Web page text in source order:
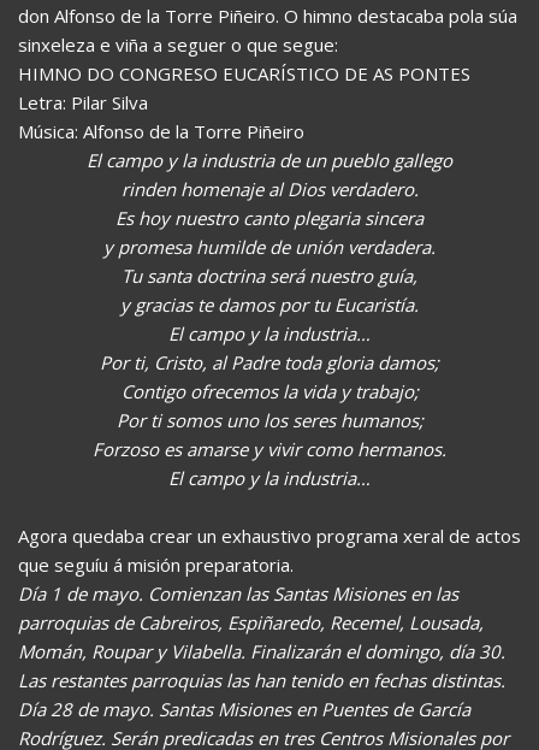
don Alfonso de la Torre Piñeiro. O himno destacaba pola súa
sinxeleza e viña a seguer o que segue:
HIMNO DO CONGRESO EUCARÍSTICO DE AS PONTES
Letra: Pilar Silva
Música: Alfonso de la Torre Piñeiro
El campo y la industria de un pueblo gallego
rinden homenaje al Dios verdadero.
Es hoy nuestro canto plegaria sincera
y promesa humilde de unión verdadera.
Tu santa doctrina será nuestro guía,
y gracias te damos por tu Eucaristía.
El campo y la industria…
Por ti, Cristo, al Padre toda gloria damos;
Contigo ofrecemos la vida y trabajo;
Por ti somos uno los seres humanos;
Forzoso es amarse y vivir como hermanos.
El campo y la industria…
Agora quedaba crear un exhaustivo programa xeral de actos
que seguíu á misión preparatoria.
Día 1 de mayo. Comienzan las Santas Misiones en las
parroquias de Cabreiros, Espiñaredo, Recemel, Lousada,
Momán, Roupar y Vilabella. Finalizarán el domingo, día 30.
Las restantes parroquias las han tenido en fechas distintas.
Día 28 de mayo. Santas Misiones en Puentes de García
Rodríguez. Serán predicadas en tres Centros Misionales por